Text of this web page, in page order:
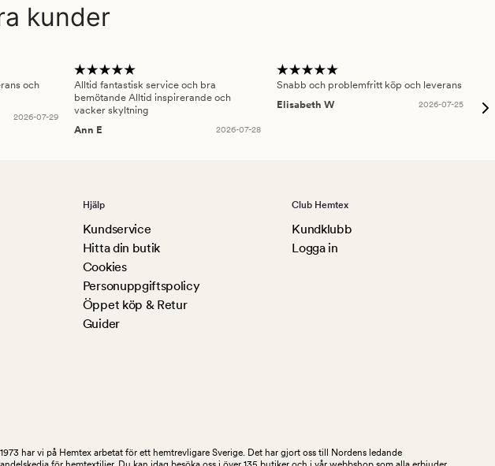
kunder
och
2026-07-29
Alltid fantastisk service och bra
bemötande Alltid inspirerande och
vacker skyltning
Ann E
2026-07-28
Snabb och problemfritt köp och leverans
Elisabeth W
2026-07-25
Hjälp
Kundservice
Hitta din butik
Cookies
Personuppgiftspolicy
Öppet köp & Retur
Guider
Club Hemtex
Kundklubb
Logga in
har vi på Hemtex arbetat för ett hemtrevligare Sverige. Det har gjort oss till Nordens ledande